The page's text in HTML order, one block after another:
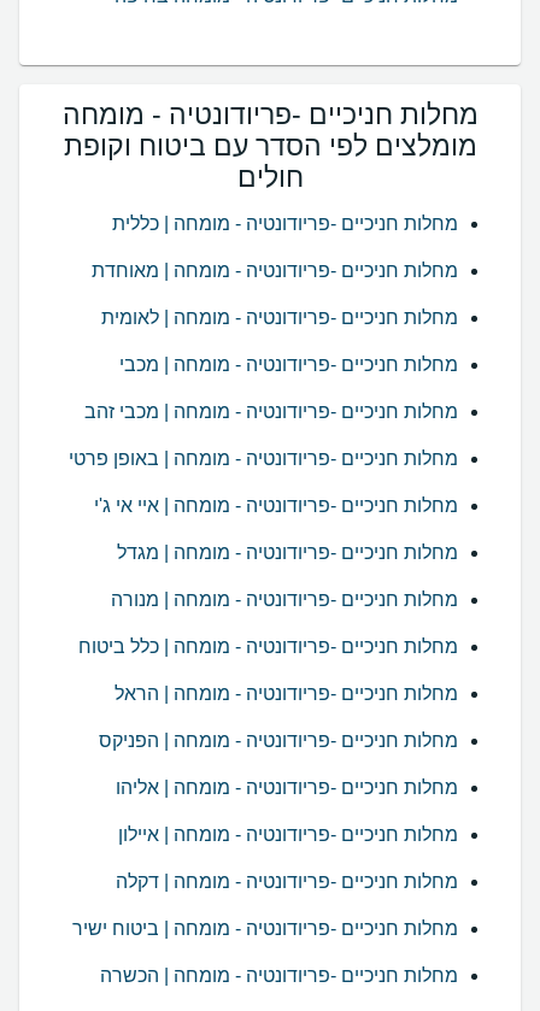
מחלות חניכיים -פריודונטיה - מומחה
מומלצים לפי הסדר עם ביטוח וקופת
חולים
מחלות חניכיים -פריודונטיה - מומחה | כללית
מחלות חניכיים -פריודונטיה - מומחה | מאוחדת
מחלות חניכיים -פריודונטיה - מומחה | לאומית
מחלות חניכיים -פריודונטיה - מומחה | מכבי
מחלות חניכיים -פריודונטיה - מומחה | מכבי זהב
מחלות חניכיים -פריודונטיה - מומחה | באופן פרטי
מחלות חניכיים -פריודונטיה - מומחה | איי אי ג'י
מחלות חניכיים -פריודונטיה - מומחה | מגדל
מחלות חניכיים -פריודונטיה - מומחה | מנורה
מחלות חניכיים -פריודונטיה - מומחה | כלל ביטוח
מחלות חניכיים -פריודונטיה - מומחה | הראל
מחלות חניכיים -פריודונטיה - מומחה | הפניקס
מחלות חניכיים -פריודונטיה - מומחה | אליהו
מחלות חניכיים -פריודונטיה - מומחה | איילון
מחלות חניכיים -פריודונטיה - מומחה | דקלה
מחלות חניכיים -פריודונטיה - מומחה | ביטוח ישיר
מחלות חניכיים -פריודונטיה - מומחה | הכשרה